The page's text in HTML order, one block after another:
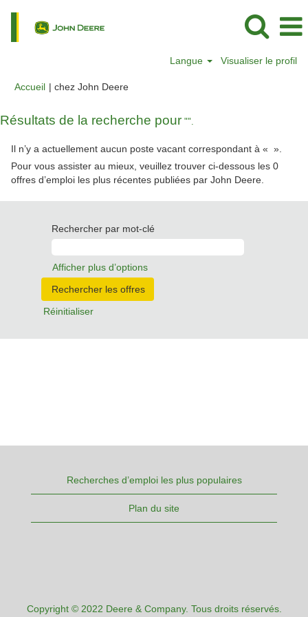
Langue Visualiser le profil
Accueil | chez John Deere(page
Résultats de la recherche pour "".
Il n’y a actuellement aucun poste vacant correspondant à « ».
Pour vous assister au mieux, veuillez trouver ci-dessous les 0
offres d’emploi les plus récentes publiées par John Deere.
Rechercher par mot-clé
Afficher plus d’options
Réinitialiser
Recherches d’emploi les plus populaires
Plan du site
Copyright © 2022 Deere & Company. Tous droits réservés.